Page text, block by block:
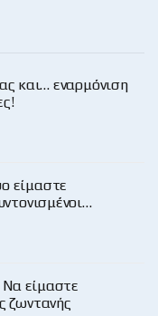
και… εναρμόνιση
είμαστε
είμαστε
ζωντανής